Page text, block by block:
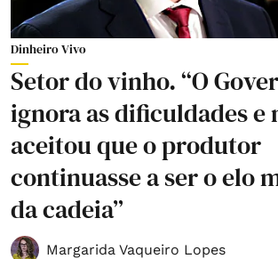
Dinheiro Vivo
Setor do vinho. “O
ignora as dificuldades e
aceitou que o produtor
continuasse a ser o elo
da cadeia”
Margarida Vaqueiro Lopes